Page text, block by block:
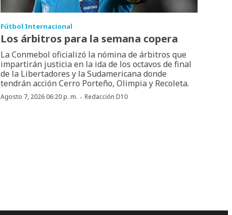
Fútbol Internacional
Los árbitros para la semana copera
La Conmebol oficializó la nómina de árbitros que
impartirán justicia en la ida de los octavos de final
de la Libertadores y la Sudamericana donde
tendrán acción Cerro Porteño, Olimpia y Recoleta.
Agosto 7, 2026 06:20 p. m. · Redacción D10